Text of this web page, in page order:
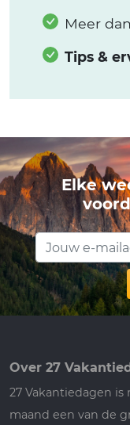
Meer dan
Tips &
Elke
Over 27
27 Vakantiedagen
maand een van de